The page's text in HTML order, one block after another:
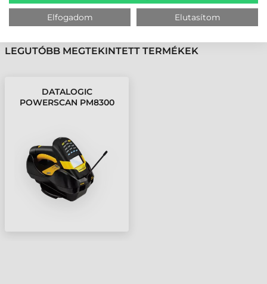
KÖVESSE BE YOUTUBE CSATORNÁNKAT!
LEGUTÓBB MEGTEKINTETT TERMÉKEK
DATALOGIC
POWERSCAN PM8300
Elfogadom Elutasítom